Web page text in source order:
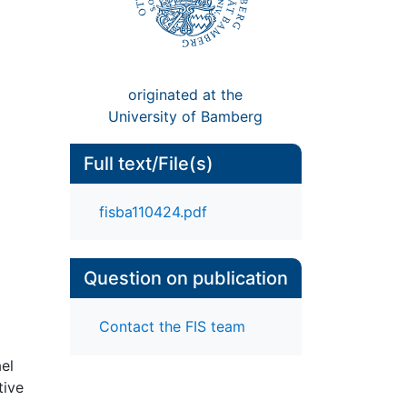
originated at the
University of Bamberg
Full text/File(s)
fisba110424.pdf
Question on publication
Contact the FIS team